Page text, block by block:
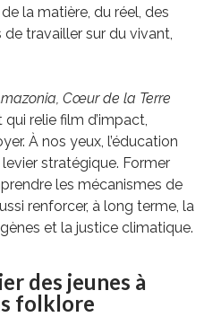
la matière, du réel, des
travailler sur du vivant,
Cœur de la Terre
relie film d’impact,
À nos yeux, l’éducation
levier stratégique. Former
les mécanismes de
renforcer, à long terme, la
et la justice climatique.
des jeunes à
folklore